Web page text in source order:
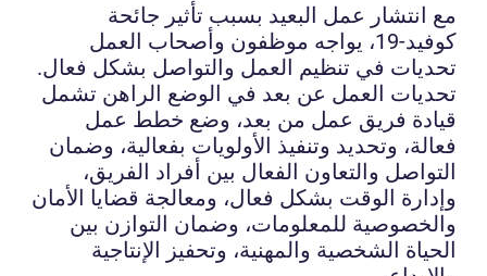
مع انتشار عمل البعيد بسبب تأثير جائحة
كوفيد-19، يواجه موظفون وأصحاب العمل
تحديات في تنظيم العمل والتواصل بشكل فعال.
تحديات العمل عن بعد في الوضع الراهن تشمل
قيادة فريق عمل من بعد، وضع خطط عمل
فعالة، وتحديد وتنفيذ الأولويات بفعالية، وضمان
التواصل والتعاون الفعال بين أفراد الفريق،
وإدارة الوقت بشكل فعال، ومعالجة قضايا الأمان
والخصوصية للمعلومات، وضمان التوازن بين
الحياة الشخصية والمهنية، وتحفيز الإنتاجية